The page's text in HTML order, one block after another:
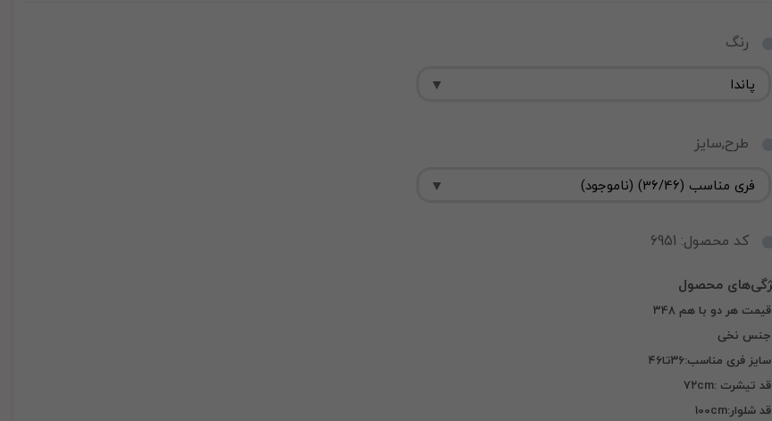
رنگ
طرح,سایز
کد محصول: 6951
قیمت هر دو با هم 348
جنس نخی
سایز فری مناسب:۳۶تا۴۶
قد تیشرت :۷۲cm
قد شلوار:100cm